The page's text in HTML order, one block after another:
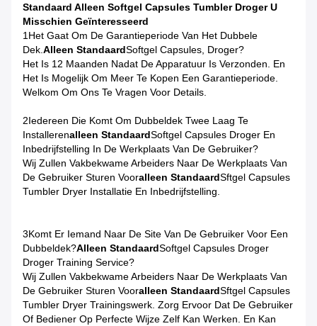
Standaard Alleen Softgel Capsules Tumbler Droger U
Misschien Geïnteresseerd
1Het Gaat Om De Garantieperiode Van Het Dubbele
Dek. Alleen StandaardSoftgel Capsules, Droger?
Het Is 12 Maanden Nadat De Apparatuur Is Verzonden. En
Het Is Mogelijk Om Meer Te Kopen Een Garantieperiode.
Welkom Om Ons Te Vragen Voor Details.
2Iedereen Die Komt Om Dubbeldek Twee Laag Te
InstallerenAlleen StandaardSoftgel Capsules Droger En
Inbedrijfstelling In De Werkplaats Van De Gebruiker?
Wij Zullen Vakbekwame Arbeiders Naar De Werkplaats Van
De Gebruiker Sturen VoorAlleen StandaardSftgel Capsules
Tumbler Dryer Installatie En Inbedrijfstelling.
3Komt Er Iemand Naar De Site Van De Gebruiker Voor Een
Dubbeldek?Alleen StandaardSoftgel Capsules Droger
Droger Training Service?
Wij Zullen Vakbekwame Arbeiders Naar De Werkplaats Van
De Gebruiker Sturen VoorAlleen StandaardSftgel Capsules
Tumbler Dryer Trainingswerk. Zorg Ervoor Dat De Gebruiker
Of Bediener Op Perfecte Wijze Zelf Kan Werken. En Kan